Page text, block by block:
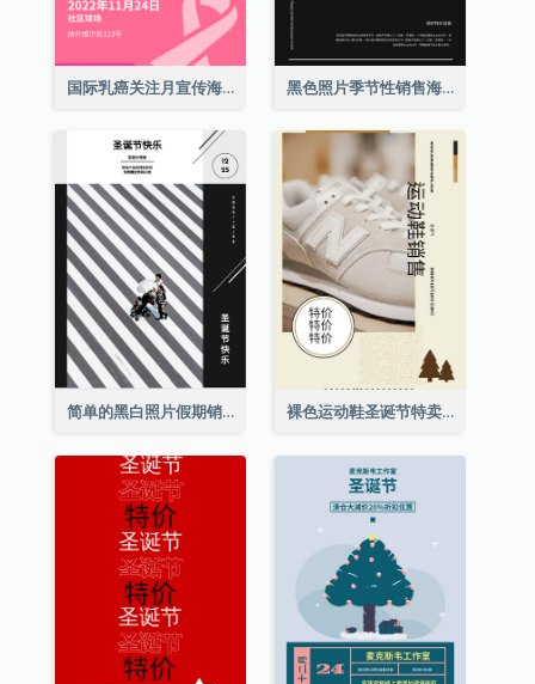
国际乳癌关注月宣传海报 黑色照片季节性销售海报
简单的黑白照片假期销售海报 裸色运动鞋圣诞节特卖海报